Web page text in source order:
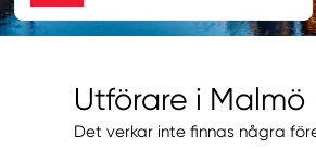
Utförare i Malmö
Det verkar inte finnas några